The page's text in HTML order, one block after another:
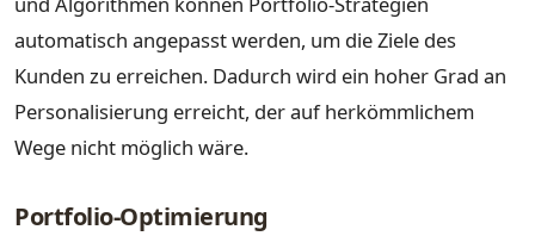
automatisch angepasst werden, um die Ziele des
Kunden zu erreichen. Dadurch wird ein hoher Grad an
Personalisierung erreicht, der auf herkömmlichem
Wege nicht möglich wäre.
Portfolio-Optimierung